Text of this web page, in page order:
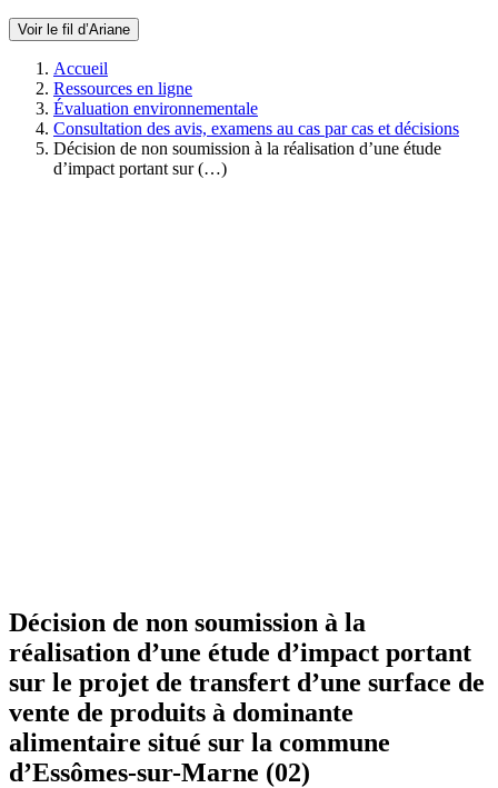
Voir le fil d’Ariane
Accueil
Ressources en ligne
Évaluation environnementale
Consultation des avis, examens au cas par cas et décisions
Décision de non soumission à la réalisation d’une étude
d’impact portant sur (…)
Décision de non soumission à la
réalisation d’une étude d’impact portant
sur le projet de transfert d’une surface de
vente de produits à dominante
alimentaire situé sur la commune
d’Essômes-sur-Marne (02)